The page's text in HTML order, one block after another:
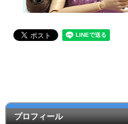
プロフィール